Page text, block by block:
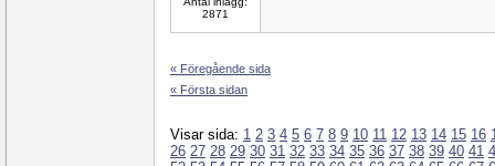
2871
« Föregående sida
« Första sidan
Visar sida: 1 2 3 4 5 6 7 8 9 10 11 12 13 14 15 16
26 27 28 29 30 31 32 33 34 35 36 37 38 39 40 41